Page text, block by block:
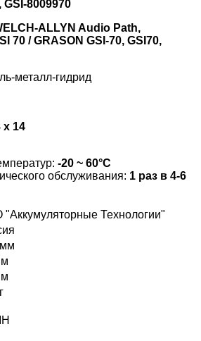
GSI-8009970
ALLYN Audio Path,
70 / GRASON GSI-70, GSI70,
металл-гидрид
x 14
-20 ~ 60°С
обслуживания: 1 раз в 4-6
Технологии"